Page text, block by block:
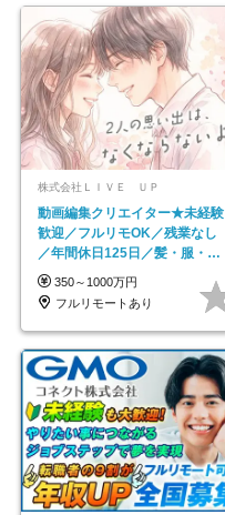
株式会社ＬＩＶＥ ＵＰ
動画編集クリエイター★未経験
歓迎／フルリモOK／残業なし
／年間休日125日／髪・服・ネ
イル自由／研修充実で安心
350～1000万円
フルリモートあり